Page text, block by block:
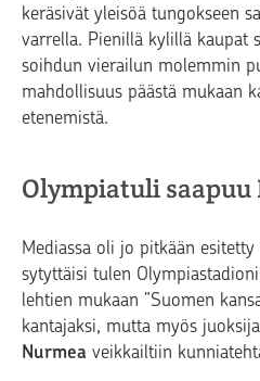
keräsivät yleisöä tungokseen
varrella. Pienillä kylillä kaupat
soihdun vierailun molemmin
mahdollisuus päästä mukaan
etenemistä.
Olympiatuli
Mediassa oli jo pitkään
sytyttäisi tulen
lehtien mukaan ”Suomen
kantajaksi, mutta myös
Nurmea veikkailtiin